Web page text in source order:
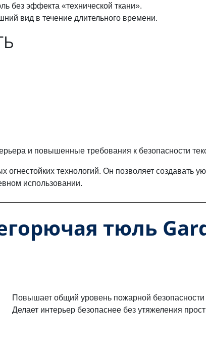
без эффекта «технической ткани».
вид в течение длительного времени.
и повышенные требования к безопасности
технологий. Он позволяет создавать
использовании.
тюль
Повышает общий уровень пожарной безопасности
Делает интерьер безопаснее без утяжеления